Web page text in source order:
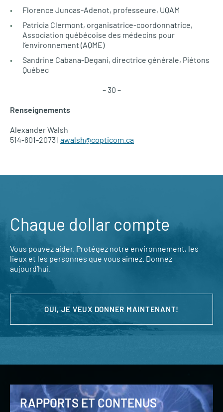
Florence Juncas-Adenot, professeure, UQAM
Patricia Clermont, organisatrice-coordonnatrice,
Association québécoise des médecins pour
l’environnement (AQME)
Sandrine Cabana-Degani, directrice générale, Piétons
Québec
– 30 –
Renseignements
Alexander Walsh
514-601-2073 | awalsh@copticom.ca
Chaque dollar compte
Vous pouvez aider. Protégez notre environnement, les
lieux et les personnes que vous aimez. Donnez
aujourd’hui.
OUI, JE VEUX DONNER MAINTENANT!
RAPPORTS ET CONTENUS